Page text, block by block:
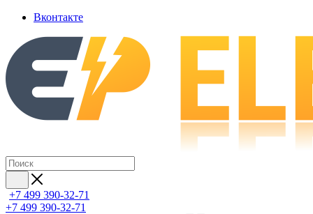
Вконтакте
+7 499 390-32-71
+7 499 390-32-71